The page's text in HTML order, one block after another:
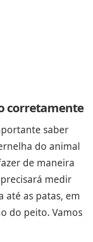
corretamente
saber
do animal
de maneira
medir
até as patas, em
do peito. Vamos